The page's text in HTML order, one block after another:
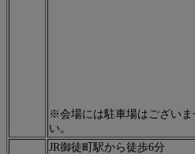
※会場には駐車場はございま
い。
JR御徒町駅から徒歩6分